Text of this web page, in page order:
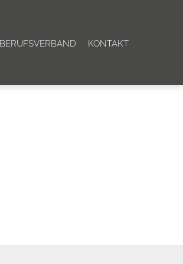
BERUFSVERBAND KONTAKT